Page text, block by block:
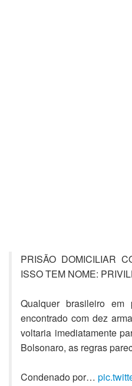
PRISÃO DOMICILIAR
ISSO TEM NOME:
Qualquer brasileiro
encontrado com dez
voltaria imediatamente
Bolsonaro, as regras
Condenado por…